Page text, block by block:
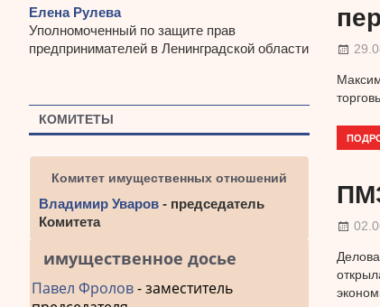
Елена Рулева
Уполномоченный по защите прав
предпринимателей в Ленинградской области
КОМИТЕТЫ
Комитет имущественных отношений
Владимир Уваров - председатель
Комитета
имущественное досье
Павел Фролов- заместитель